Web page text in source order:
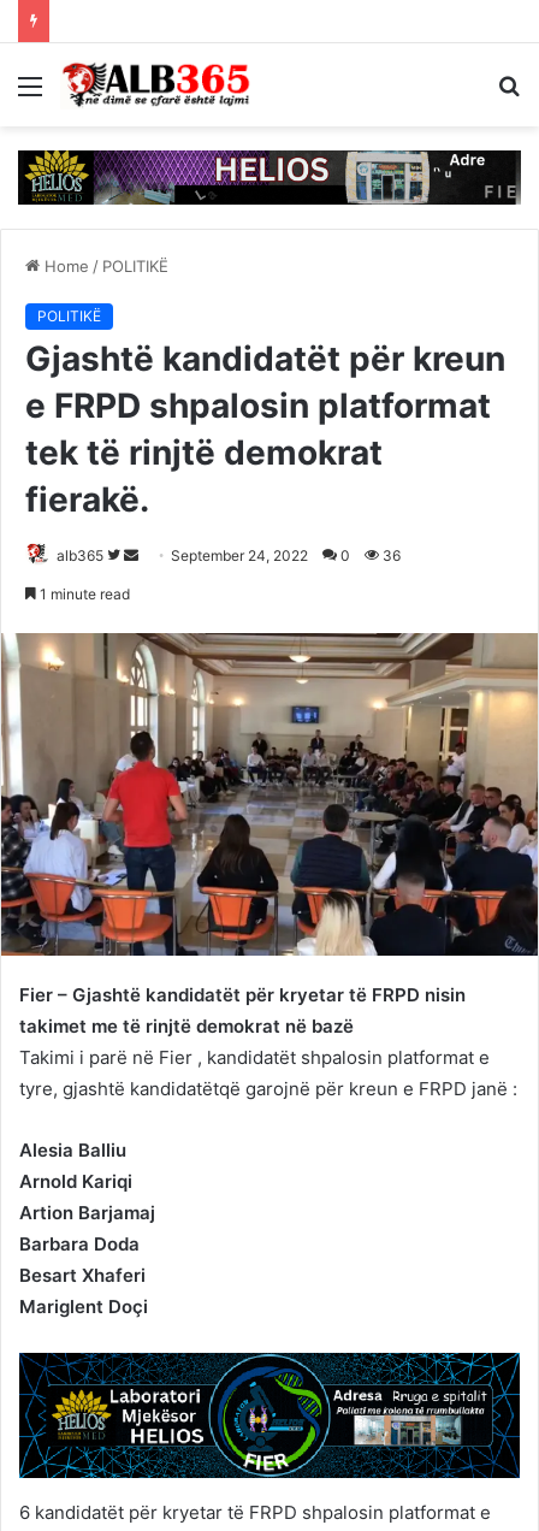
Menu
Home / POLITIKË
POLITIKË
Gjashtë kandidatët për kreun
e FRPD shpalosin platformat
tek të rinjtë demokrat
fierakë.
alb365
Follow
Send September 24, 2022 0 36
1 minute read
Fier – Gjashtë kandidatët për kryetar të FRPD nisin
takimet me të rinjtë demokrat në bazë
Takimi i parë në Fier , kandidatët shpalosin platformat e
tyre, gjashtë kandidatëtqë garojnë për kreun e FRPD janë :
Alesia Balliu
Arnold Kariqi
Artion Barjamaj
Barbara Doda
Besart Xhaferi
Mariglent Doçi
6 kandidatët për kryetar të FRPD shpalosin platformat e